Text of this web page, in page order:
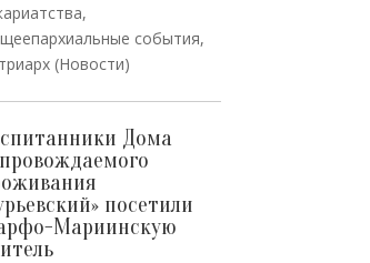
,
события,
(Новости)
Дома
посетили
Мариинскую